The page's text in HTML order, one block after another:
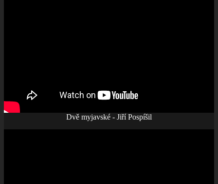
Dvě myjavské - Jiří Pospíšil